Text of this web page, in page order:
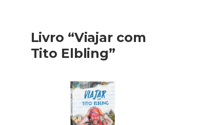
Livro “Viajar com
Tito Elbling”